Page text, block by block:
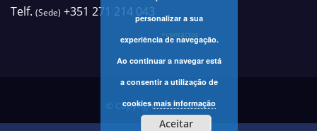
Telf. (Sede) +351 271 214 043
+contactos
© Copyright 2025 Rádio F
personalizar a sua
experiência de navegação.
Ao continuar a navegar está
a consentir a utilização de
cookiesmais informação
Aceitar